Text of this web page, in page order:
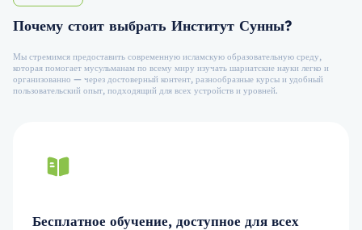
Почему стоит выбрать Институт Сунны?
Мы стремимся предоставить современную исламскую образовательную среду,
которая помогает мусульманам по всему миру изучать шариатские науки легко и
организованно — через достоверный контент, разнообразные курсы и удобный
пользовательский опыт, подходящий для всех устройств и уровней.
Бесплатное обучение, доступное для всех